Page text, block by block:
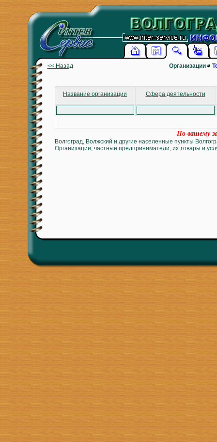
<< Назад Организации
Название организации Сфера деятельности
По вашему
Волгоград, Волжский и другие населенные пункты
Организации, частные предприниматели, их товары и